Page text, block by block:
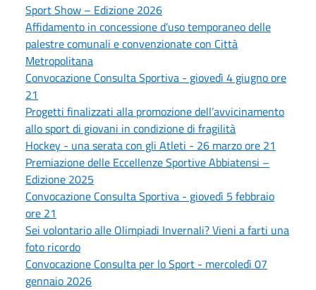
Sport Show – Edizione 2026
Affidamento in concessione d’uso temporaneo delle
palestre comunali e convenzionate con Città
Metropolitana
Convocazione Consulta Sportiva - giovedì 4 giugno ore
21
Progetti finalizzati alla promozione dell’avvicinamento
allo sport di giovani in condizione di fragilità
Hockey - una serata con gli Atleti - 26 marzo ore 21
Premiazione delle Eccellenze Sportive Abbiatensi –
Edizione 2025
Convocazione Consulta Sportiva - giovedì 5 febbraio
ore 21
Sei volontario alle Olimpiadi Invernali? Vieni a farti una
foto ricordo
Convocazione Consulta per lo Sport - mercoledì 07
gennaio 2026